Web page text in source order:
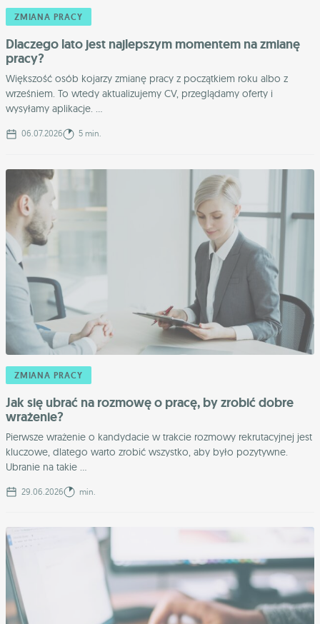
ZMIANA PRACY
Dlaczego lato jest najlepszym momentem na zmianę
pracy?
Większość osób kojarzy zmianę pracy z początkiem roku albo z
wrześniem. To wtedy aktualizujemy CV, przeglądamy oferty i
wysyłamy aplikacje. ...
06.07.2026 5 min.
ZMIANA PRACY
Jak się ubrać na rozmowę o pracę, by zrobić dobre
wrażenie?
Pierwsze wrażenie o kandydacie w trakcie rozmowy rekrutacyjnej jest
kluczowe, dlatego warto zrobić wszystko, aby było pozytywne.
Ubranie na takie ...
29.06.2026 min.